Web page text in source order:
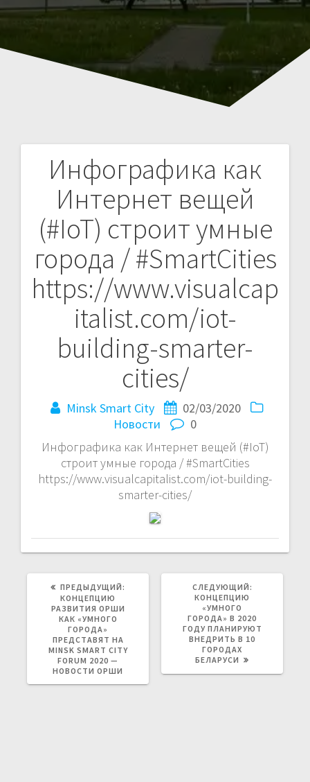
Инфографика как
Интернет вещей
(#IoT) строит умные
города / #SmartCities
https://www.visualcap
italist.com/iot-
building-smarter-
cities/
Minsk Smart City
02/03/2020
Новости
0
Инфографика как Интернет вещей (#IoT)
строит умные города / #SmartCities
https://www.visualcapitalist.com/iot-building-
smarter-cities/
Навигация
по
записям
ПРЕДЫДУЩИЙ:
КОНЦЕПЦИЮ
РАЗВИТИЯ ОРШИ
КАК «УМНОГО
ГОРОДА»
ПРЕДСТАВЯТ НА
MINSK SMART CITY
FORUM 2020 —
НОВОСТИ ОРШИ
СЛЕДУЮЩИЙ:
КОНЦЕПЦИЮ
«УМНОГО
ГОРОДА» В 2020
ГОДУ ПЛАНИРУЮТ
ВНЕДРИТЬ В 10
ГОРОДАХ
БЕЛАРУСИ